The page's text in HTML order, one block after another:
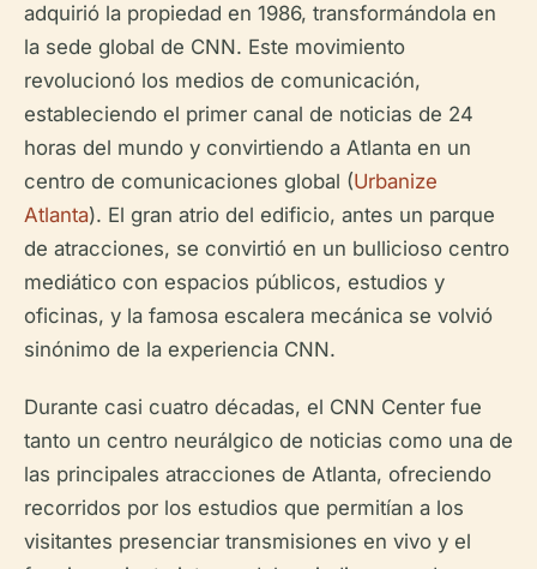
adquirió la propiedad en 1986, transformándola en
la sede global de CNN. Este movimiento
revolucionó los medios de comunicación,
estableciendo el primer canal de noticias de 24
horas del mundo y convirtiendo a Atlanta en un
centro de comunicaciones global (Urbanize
Atlanta). El gran atrio del edificio, antes un parque
de atracciones, se convirtió en un bullicioso centro
mediático con espacios públicos, estudios y
oficinas, y la famosa escalera mecánica se volvió
sinónimo de la experiencia CNN.
Durante casi cuatro décadas, el CNN Center fue
tanto un centro neurálgico de noticias como una de
las principales atracciones de Atlanta, ofreciendo
recorridos por los estudios que permitían a los
visitantes presenciar transmisiones en vivo y el